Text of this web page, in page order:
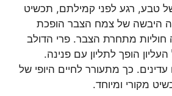
טבע, רגע לפני קמילתם, תכשיט
היבשה של צמח הצבר הופכת
מתחרת הצבר. פרי הדולב
הופך לתליון עם פנינה.
עדינים. כך מתעורר לחיים היופי של
מקורי ומיוחד.